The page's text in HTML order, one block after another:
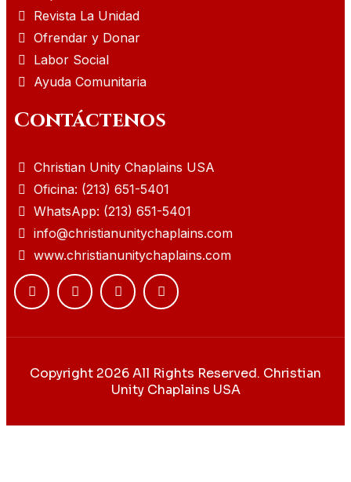
Revista La Unidad
Ofrendar y Donar
Labor Social
Ayuda Comunitaria
Contáctenos
Christian Unity Chaplains USA
Oficina: (213) 651-5401
WhatsApp: (213) 651-5401
info@christianunitychaplains.com
www.christianunitychaplains.com
Copyright 2026 All Rights Reserved. Christian
Unity Chaplains USA